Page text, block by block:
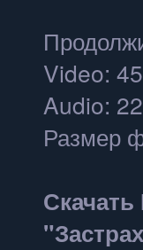
Video:
Audio:
Размер